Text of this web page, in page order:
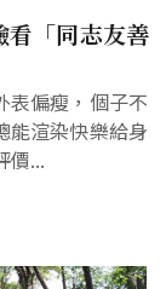
看「同志友善
表偏瘦，個子不
能渲染快樂給身
價...